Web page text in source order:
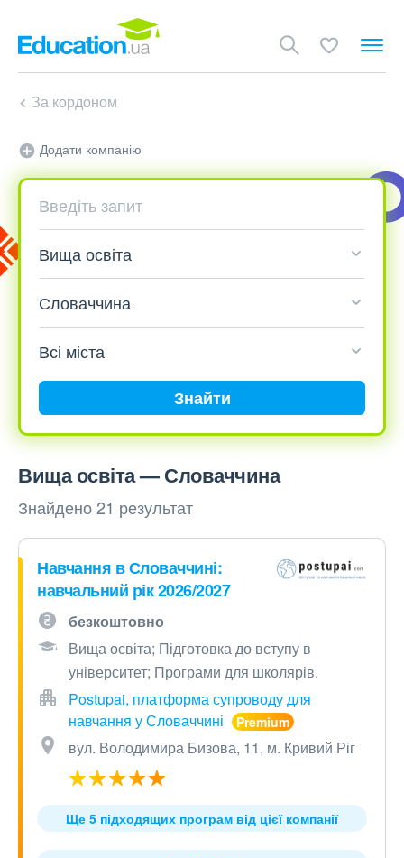
За кордоном
Додати компанію
Знайти
Вища освіта — Словаччина
Знайдено 21 результат
Навчання в Словаччині:
навчальний рік 2026/2027
безкоштовно
Вища освіта; Підготовка до вступу в
університет; Програми для школярів.
Postupai, платформа супроводу для
навчання у Словаччині
вул. Володимира Бизова, 11, м. Кривий Ріг
Ще 5 підходящих програм від цієї компанії